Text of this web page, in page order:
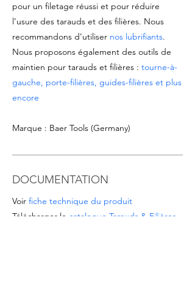
pour un filetage réussi et pour réduire
l’usure des tarauds et des filières. Nous
recommandons d’utiliser nos lubrifiants.
Nous proposons également des outils de
maintien pour tarauds et filières : tourne-à-
gauche, porte-filières, guides-filières et plus
encore
Marque : Baer Tools (Germany)
DOCUMENTATION
Voir fiche technique du produit
Télécharger le catalogue Tarauds & Filières